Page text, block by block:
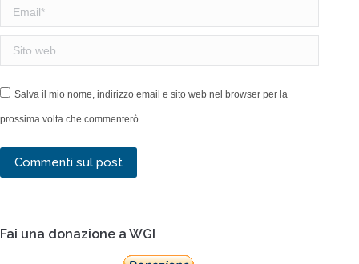
Email *
Sito web
Salva il mio nome, indirizzo email e sito web nel browser per la
prossima volta che commenterò.
Commenti sul post
Fai una donazione a WGI